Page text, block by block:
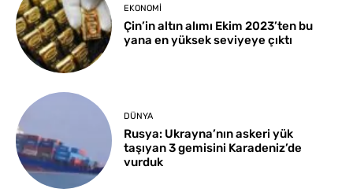
EKONOMI
Çin’in altın alımı Ekim 2023’ten bu
yana en yüksek seviyeye çıktı
DÜNYA
Rusya: Ukrayna’nın askeri yük
taşıyan 3 gemisini Karadeniz’de
vurduk